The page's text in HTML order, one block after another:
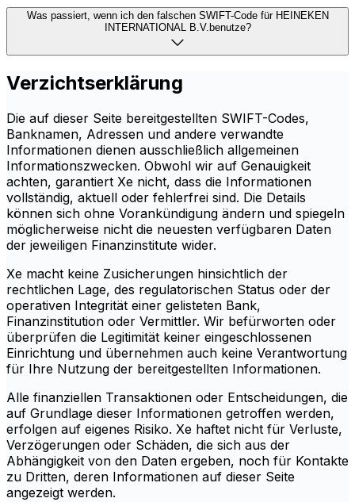
Was passiert, wenn ich den falschen SWIFT-Code für HEINEKEN
INTERNATIONAL B.V.benutze?
Verzichtserklärung
Die auf dieser Seite bereitgestellten SWIFT-Codes,
Banknamen, Adressen und andere verwandte
Informationen dienen ausschließlich allgemeinen
Informationszwecken. Obwohl wir auf Genauigkeit
achten, garantiert Xe nicht, dass die Informationen
vollständig, aktuell oder fehlerfrei sind. Die Details
können sich ohne Vorankündigung ändern und spiegeln
möglicherweise nicht die neuesten verfügbaren Daten
der jeweiligen Finanzinstitute wider.
Xe macht keine Zusicherungen hinsichtlich der
rechtlichen Lage, des regulatorischen Status oder der
operativen Integrität einer gelisteten Bank,
Finanzinstitution oder Vermittler. Wir befürworten oder
überprüfen die Legitimität keiner eingeschlossenen
Einrichtung und übernehmen auch keine Verantwortung
für Ihre Nutzung der bereitgestellten Informationen.
Alle finanziellen Transaktionen oder Entscheidungen, die
auf Grundlage dieser Informationen getroffen werden,
erfolgen auf eigenes Risiko. Xe haftet nicht für Verluste,
Verzögerungen oder Schäden, die sich aus der
Abhängigkeit von den Daten ergeben, noch für Kontakte
zu Dritten, deren Informationen auf dieser Seite
angezeigt werden.